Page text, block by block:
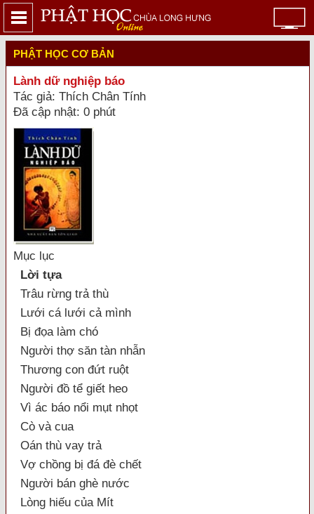
PHẬT HỌC CƠ BẢN
Lành dữ nghiệp báo
Tác giả: Thích Chân Tính
Đã cập nhật: 0 phút
Mục lục
Lời tựa
Trâu rừng trả thù
Lưới cá lưới cả mình
Bị đọa làm chó
Người thợ săn tàn nhẫn
Thương con đứt ruột
Người đồ tể giết heo
Vì ác báo nổi mụt nhọt
Cò và cua
Oán thù vay trả
Vợ chồng bị đá đè chết
Người bán ghè nước
Lòng hiếu của Mít